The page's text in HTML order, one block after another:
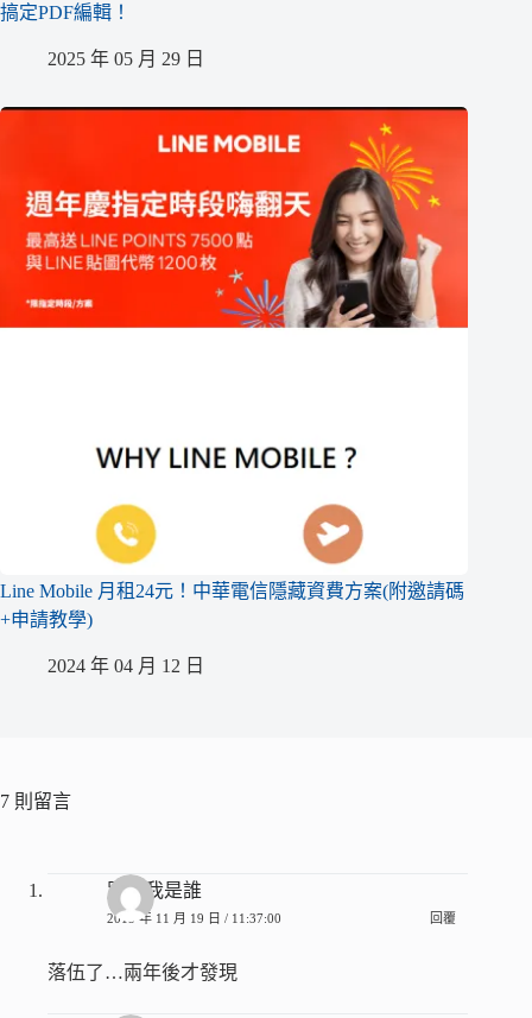
搞定PDF編輯！
2025 年 05 月 29 日
Line Mobile 月租24元！中華電信隱藏資費方案(附邀請碼
+申請教學)
2024 年 04 月 12 日
7 則留言
別問我是誰
2015 年 11 月 19 日 / 11:37:00 回覆
落伍了…兩年後才發現